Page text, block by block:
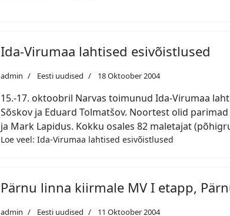
Ida-Virumaa lahtised esivõistlused
admin Eesti uudised 18 Oktoober 2004
15.-17. oktoobril Narvas toimunud Ida-Virumaa
Sõskov ja Eduard Tolmatšov. Noortest olid
ja Mark Lapidus. Kokku osales 82 maletajat
Loe veel: Ida-Virumaa lahtised esivõistlused
Pärnu linna kiirmale MV I etapp,
admin Eesti uudised 11 Oktoober 2004